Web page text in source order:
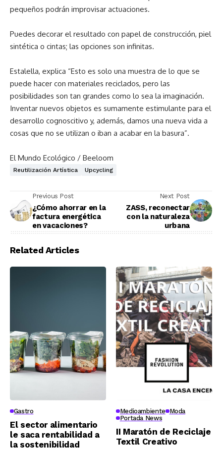
pequeños podrán improvisar actuaciones.
Puedes decorar el resultado con papel de construcción, piel
sintética o cintas; las opciones son infinitas.
Estalella, explica “Esto es solo una muestra de lo que se
puede hacer con materiales reciclados, pero las
posibilidades son tan grandes como lo sea la imaginación.
Inventar nuevos objetos es sumamente estimulante para el
desarrollo cognoscitivo y, además, damos una nueva vida a
cosas que no se utilizan o iban a acabar en la basura”.
El Mundo Ecológico / Beeloom
Reutilización Artística Upcycling
Previous Post
¿Cómo ahorrar en la
factura energética
en vacaciones?
Next Post
ZASS, reconectar
con la naturaleza
urbana
Related Articles
Gastro
El sector alimentario
le saca rentabilidad a
la sostenibilidad
Medioambiente Moda
Portada News
II Maratón de Reciclaje
Textil Creativo